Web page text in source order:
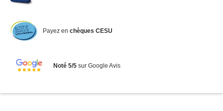
Payez en chèques CESU
Noté 5/5sur Google Avis